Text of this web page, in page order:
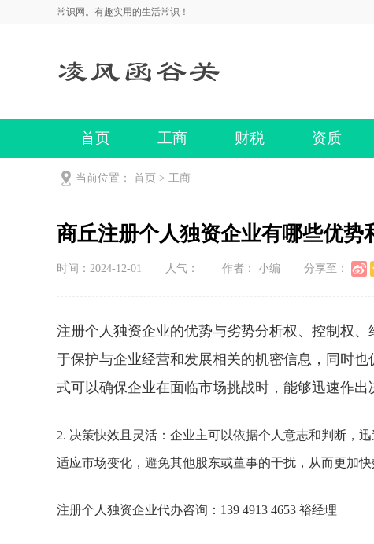
常识网。有趣实用的生活常识！
首页 工商 财税 资质
当前位置： 首页 > 工商
商丘注册个人独资企业有哪些优势
时间：2024-12-01 人气： 作者： 小编 分享至：
注册个人独资企业的优势与劣势分析权、控制权
于保护与企业经营和发展相关的机密信息，同时
式可以确保企业在面临市场挑战时，能够迅速作出
2. 决策快效且灵活：企业主可以依据个人意志和判断，
适应市场变化，避免其他股东或董事的干扰，从而更加快
注册个人独资企业代办咨询：139 4913 4653 裕经理